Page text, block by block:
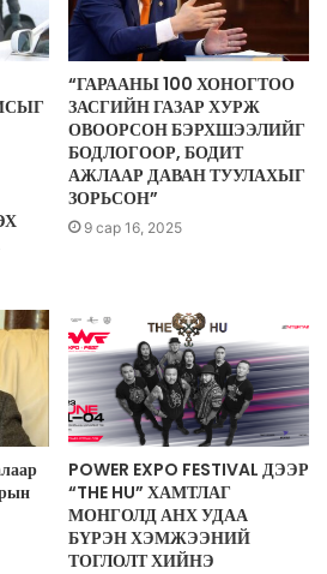
“ГАРААНЫ 100 ХОНОГТОО
ЗАСГИЙН ГАЗАР ХУРЖ
ОВООРСОН БЭРХШЭЭЛИЙГ
БОДЛОГООР, БОДИТ
АЖЛААР ДАВАН ТУУЛАХЫГ
ЗОРЬСОН”
9 сар 16, 2025
POWER EXPO FESTIVAL ДЭЭР
“THE HU” ХАМТЛАГ
МОНГОЛД АНХ УДАА
БҮРЭН ХЭМЖЭЭНИЙ
ТОГЛОЛТ ХИЙНЭ